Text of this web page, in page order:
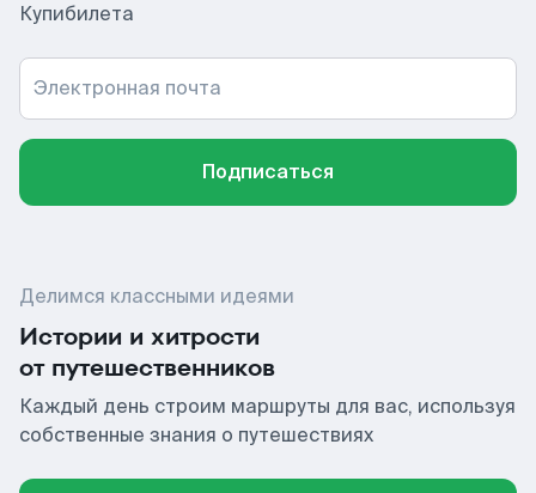
Купибилета
Электронная почта
Подписаться
Делимся классными идеями
Истории и хитрости
от путешественников
Каждый день строим маршруты для вас, используя
собственные знания о путешествиях